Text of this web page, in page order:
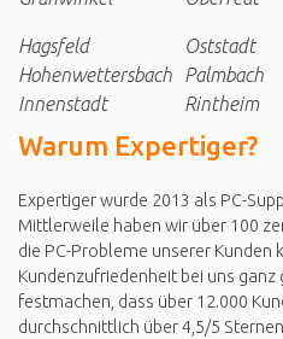
Hagsfeld
Oststadt
Hohenwettersbach
Palmbach
Innenstadt
Rintheim
Warum Expertiger?
Expertiger wurde 2013 als PC-
Mittlerweile haben wir über 100
die PC-Probleme unserer Kunden
Kundenzufriedenheit bei uns
festmachen, dass über 12.000
durchschnittlich über 4,5/5